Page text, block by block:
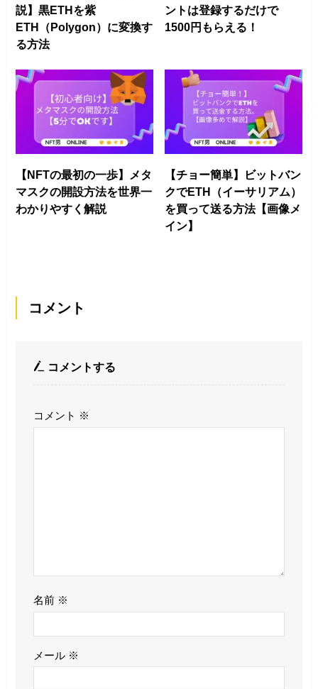
説】黒ETHを紫
ETH（Polygon）に変換す
る方法
ントは登録するだけで
1500円もらえる！
【NFTの最初の一歩】メタ
マスクの開設方法を世界一
わかりやすく解説
【チョー簡単】ビットバン
クでETH（イーサリアム）
を買って送る方法【画像メ
イン】
コメント
コメントする
コメント ※
名前 ※
メール ※